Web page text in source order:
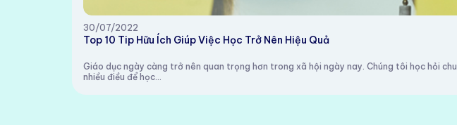
30/07/2022
Top 10 Tip Hữu Ích Giúp Việc Học Trở Nên Hiệu Quả
Giáo dục ngày càng trở nên quan trọng hơn trong xã hội ngày nay. Chúng tôi học hỏi
nhiều điều để học...